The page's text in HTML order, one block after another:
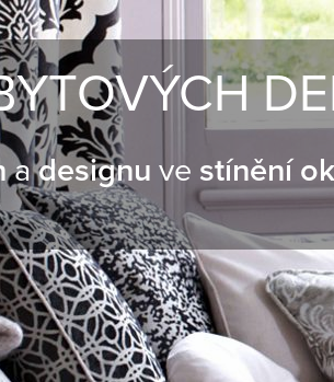
adesignu ve stínění